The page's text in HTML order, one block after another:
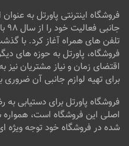
فروشگاه اینترنتی پاورتل به
تلفن های همراه آغاز کرد. با
فروشگاه، پاورتل به حوزه های
اقتضای زمان و نیاز مشتریان
برای تهیه لوازم جانبی آن
فروشگاه پاورتل برای دستیابی
اصلی این فروشگاه است، همواره
شده در فروشگاه خود توجه ویژه